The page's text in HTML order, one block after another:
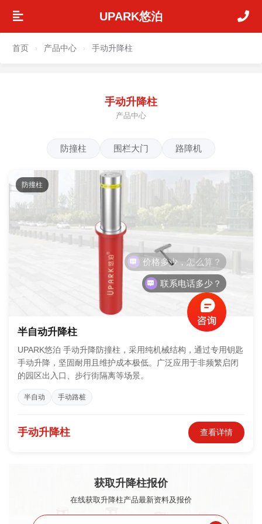
UPARK悠泊
首页 › 产品中心 › 手动升降柱
手动升降柱
产品中心
防撞柱 围栏大门 路障机
防撞柱
半自动升降柱
UPARK悠泊 手动升降防撞柱，采用纯机械结构，通过专用钥匙
手动升降，坚固耐用且维护成本极低。广泛应用于非频繁启闭
的园区出入口、步行街隔离等场景。
半自动 手动路桩
手动升降柱 查看详情
获取升降柱报价
在线获取升降柱产品最新资料及报价
联系电话多少？
价格多少，怎么算？